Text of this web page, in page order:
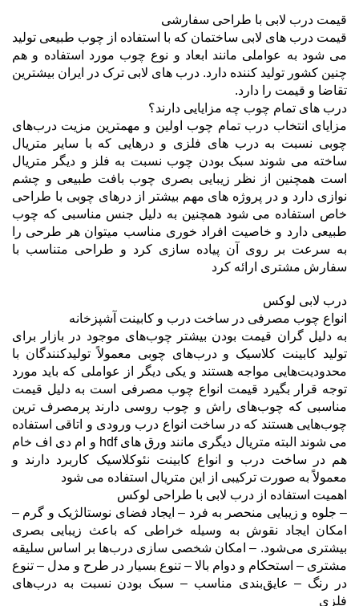
قیمت درب لابی با طراحی سفارشی
قیمت درب های لابی ساختمان که با استفاده از چوب طبیعی تولید
می شود به عواملی مانند ابعاد و نوع چوب مورد استفاده و هم
چنین کشور تولید کننده دارد. درب های لابی ترک در ایران بیشترین
تقاضا و قیمت را دارد.
درب های تمام چوب چه مزایایی دارند؟
مزایای انتخاب درب تمام چوب اولین و مهمترین مزیت درب‌های
چوبی نسبت به درب های فلزی و درهایی که با سایر متریال
ساخته می شوند سبک بودن چوب نسبت به فلز و دیگر متریال
است همچنین از نظر زیبایی بصری چوب بافت طبیعی و چشم
نوازی دارد و در پروژه های مهم بیشتر از درهای چوبی با طراحی
خاص استفاده می شود همچنین به دلیل جنس مناسبی که چوب
طبیعی دارد و خاصیت افراد خوری مناسب میتوان هر طرحی را
به سرعت بر روی آن پیاده سازی کرد و طراحی متناسب با
سفارش مشتری ارائه کرد
درب لابی لوکس
انواع چوب مصرفی در ساخت درب و کابینت آشپزخانه
به دلیل گران قیمت بودن بیشتر چوب‌های موجود در بازار برای
تولید کابینت کلاسیک و درب‌های چوبی معمولاً تولیدکنندگان با
محدودیت‌هایی مواجه هستند و یکی دیگر از عواملی که باید مورد
توجه قرار بگیرد قیمت انواع چوب مصرفی است به دلیل قیمت
مناسبی که چوب‌های راش و چوب روسی دارند پرمصرف ترین
چوب‌هایی هستند که در ساخت انواع درب ورودی و اتاقی استفاده
می شوند البته متریال دیگری مانند ورق های hdf و ام دی اف خام
هم در ساخت درب و انواع کابینت نئوکلاسیک کاربرد دارند و
معمولاً به صورت ترکیبی از این متریال استفاده می شود
اهمیت استفاده از درب لابی با طراحی لوکس
– جلوه و زیبایی منحصر به فرد – ایجاد فضای نوستالژیک و گرم –
امکان ایجاد نقوش به وسیله خراطی که باعث زیبایی بصری
بیشتری می‌شود. – امکان شخصی سازی درب‌ها بر اساس سلیقه
مشتری – استحکام و دوام بالا – تنوع بسیار در طرح و مدل – تنوع
در رنگ – عایق‌بندی مناسب – سبک بودن نسبت به درب‌های
فلزی